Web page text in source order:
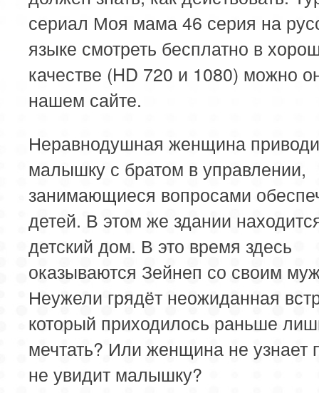
сериал Моя мама 46 серия на
языке смотреть бесплатно в
качестве (HD 720 и 1080) можно
нашем сайте.
Неравнодушная женщина
малышку с братом в управлении,
занимающиеся вопросами
детей. В этом же здании
детский дом. В это время здесь
оказываются Зейнеп со своим
Неужели грядёт неожиданная
который приходилось раньше
мечтать? Или женщина не узнает
не увидит малышку?